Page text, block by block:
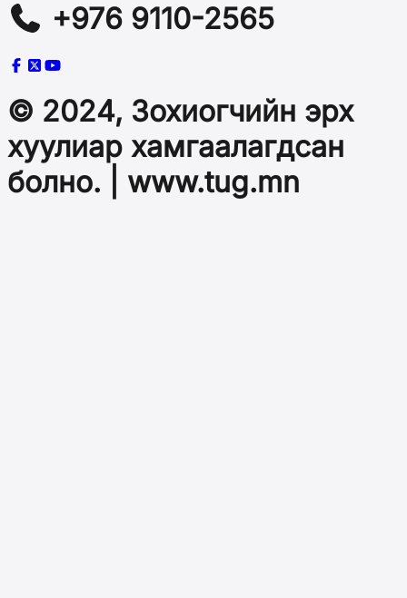
+976 9110-2565
© 2024, Зохиогчийн эрх
хуулиар хамгаалагдсан
болно. | www.tug.mn